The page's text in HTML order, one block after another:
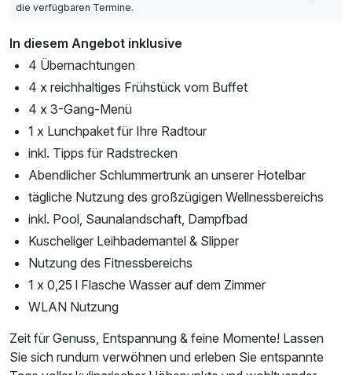
die verfügbaren Termine.
In diesem Angebot inklusive
4 Übernachtungen
4 x reichhaltiges Frühstück vom Buffet
4 x 3-Gang-Menü
1 x Lunchpaket für Ihre Radtour
inkl. Tipps für Radstrecken
Abendlicher Schlummertrunk an unserer Hotelbar
tägliche Nutzung des großzügigen Wellnessbereichs
inkl. Pool, Saunalandschaft, Dampfbad
Kuscheliger Leihbademantel & Slipper
Nutzung des Fitnessbereichs
1 x 0,25 l Flasche Wasser auf dem Zimmer
WLAN Nutzung
Zeit für Genuss, Entspannung & feine Momente! Lassen
Sie sich rundum verwöhnen und erleben Sie entspannte